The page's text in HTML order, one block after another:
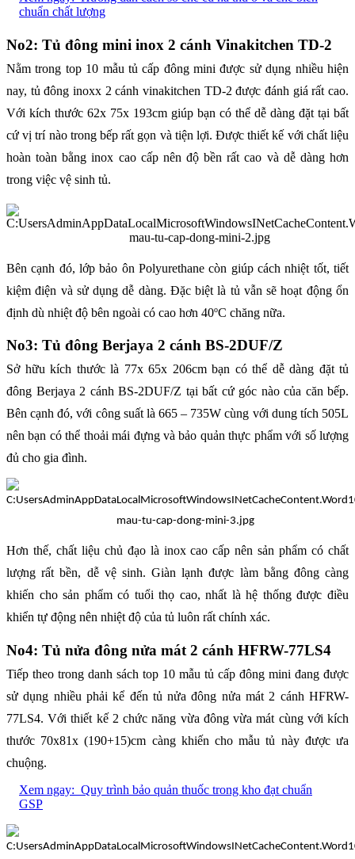
chuẩn chất lượng
No2: Tủ đông mini inox 2 cánh Vinakitchen TD-2
Nằm trong top 10 mẫu tủ cấp đông mini được sử dụng nhiều hiện
nay, tủ đông inoxx 2 cánh vinakitchen TD-2 được đánh giá rất cao.
Với kích thước 62x 75x 193cm giúp bạn có thể dễ dàng đặt tại bất
cứ vị trí nào trong bếp rất gọn và tiện lợi. Được thiết kế với chất liệu
hoàn toàn bằng inox cao cấp nên độ bền rất cao và dễ dàng hơn
trong việc vệ sinh tủ.
Bên cạnh đó, lớp bảo ôn Polyurethane còn giúp cách nhiệt tốt, tiết
kiệm điện và sử dụng dễ dàng. Đặc biệt là tủ vẫn sẽ hoạt động ổn
định dù nhiệt độ bên ngoài có cao hơn 40oC chăng nữa.
No3: Tủ đông Berjaya 2 cánh BS-2DUF/Z
Sở hữu kích thước là 77x 65x 206cm bạn có thể dễ dàng đặt tủ
đông Berjaya 2 cánh BS-2DUF/Z tại bất cứ góc nào của căn bếp.
Bên cạnh đó, với công suất là 665 – 735W cùng với dung tích 505L
nên bạn có thể thoải mái đựng và bảo quản thực phẩm với số lượng
đủ cho gia đình.
Hơn thế, chất liệu chủ đạo là inox cao cấp nên sản phẩm có chất
lượng rất bền, dễ vệ sinh. Giàn lạnh được làm bằng đông càng
khiến cho sản phẩm có tuổi thọ cao, nhất là hệ thống được điều
khiển tự động nên nhiệt độ của tủ luôn rất chính xác.
No4: Tủ nửa đông nửa mát 2 cánh HFRW-77LS4
Tiếp theo trong danh sách top 10 mẫu tủ cấp đông mini đang được
sử dụng nhiều phải kể đến tủ nửa đông nửa mát 2 cánh HFRW-
77LS4. Với thiết kế 2 chức năng vừa đông vừa mát cùng với kích
thước 70x81x (190+15)cm càng khiến cho mẫu tủ này được ưa
chuộng.
Xem ngay: Quy trình bảo quản thuốc trong kho đạt chuẩn
GSP